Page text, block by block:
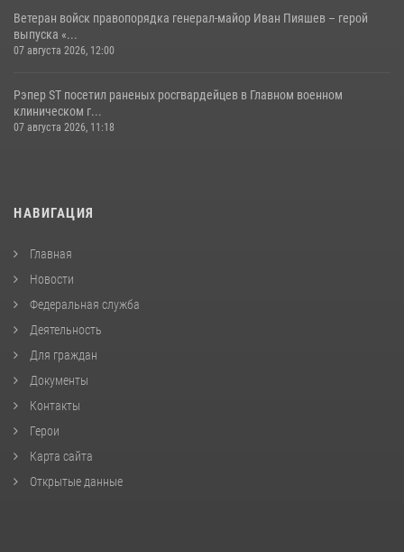
Ветеран войск правопорядка генерал-майор Иван Пияшев – герой
выпуска «...
07 августа 2026, 12:00
Рэпер ST посетил раненых росгвардейцев в Главном военном
клиническом г...
07 августа 2026, 11:18
НАВИГАЦИЯ
Главная
Новости
Федеральная служба
Деятельность
Для граждан
Документы
Контакты
Герои
Карта сайта
Открытые данные